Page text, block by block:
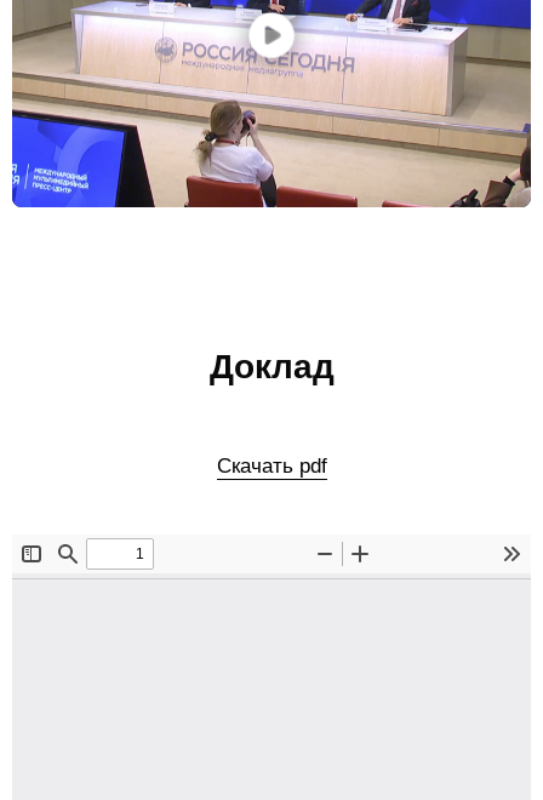
Диссертационный совет
О совете
Материалы
Конкурсы и вакансии
Доклад
Скачать pdf